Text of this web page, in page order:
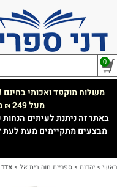
0
משלוח מוקפד ואכותי בחינם !
מעל 249
₪
באתר זה ניתנת לעיתים
מבצעים מתקיימים מעת לעת
ראשי >יהדות >ספריית חוה בית אל >